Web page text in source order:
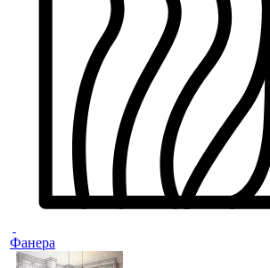
Фанера